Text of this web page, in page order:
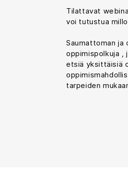
Tilattavat
voi tutustua
Saumattoman ja
oppimispolkuja ,
etsiä yksittäisiä
tarpeiden